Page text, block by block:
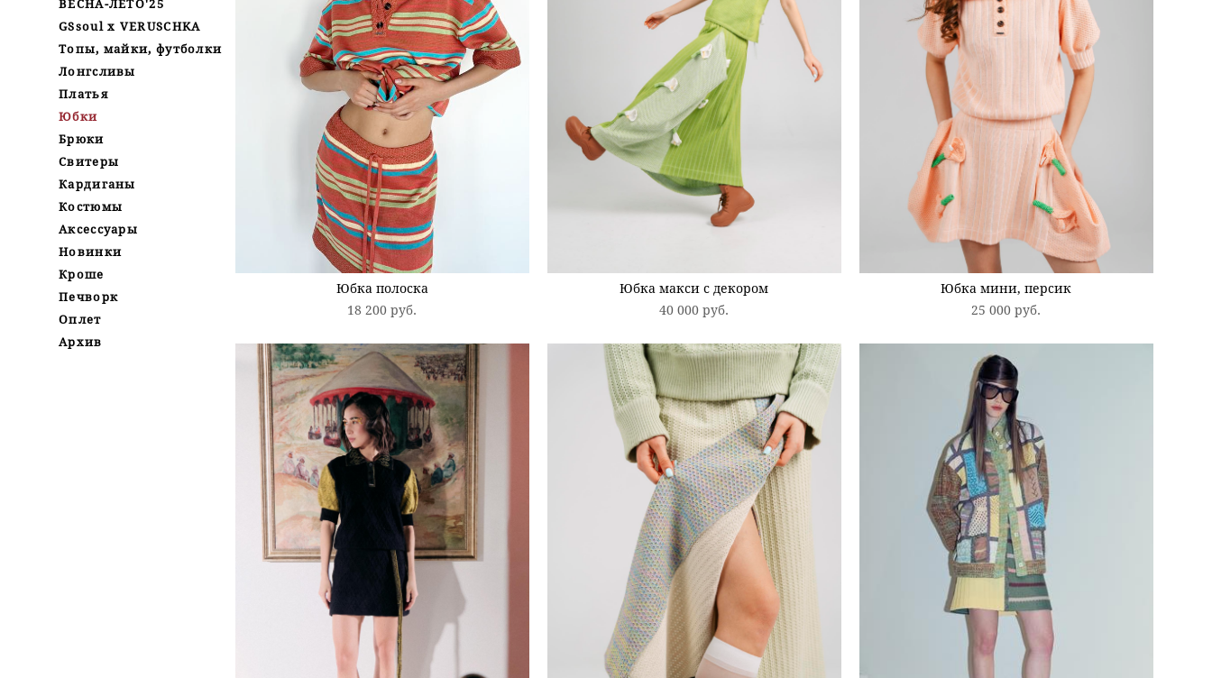
ВЕСНА-ЛЕТО'25
GSsoul x VERUSCHKA
Топы, майки, футболки
Лонгсливы
Платья
Юбки
Брюки
Свитеры
Кардиганы
Костюмы
Аксессуары
Новинки
Кроше
Печворк
Оплет
Архив
Юбка полоска
18 200 pуб.
Юбка макси с декором
40 000 pуб.
Юбка мини, персик
25 000 pуб.